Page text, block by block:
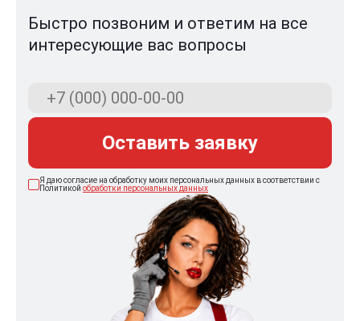
Быстро позвоним и ответим на все
интересующие вас вопросы
Оставить заявку
Я даю согласие на обработку моих персональных данных в соответствии с
Политикой обработки персональных данных